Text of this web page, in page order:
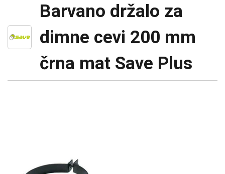
Barvano držalo za
dimne cevi 200 mm
črna mat Save Plus